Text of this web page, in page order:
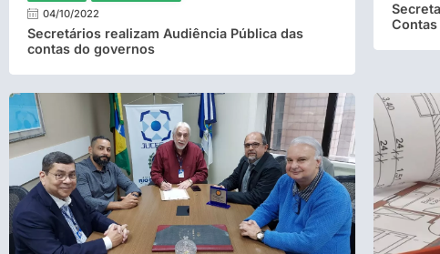
04/10/2022
Secretários realizam Audiência Pública das
contas do governos